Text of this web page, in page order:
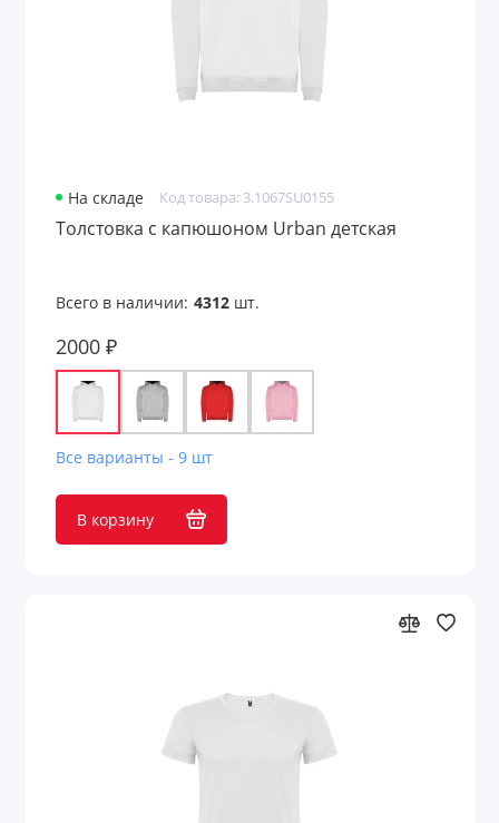
На складе Код товара: 3.1067SU0155
Толстовка с капюшоном Urban детская
Всего в наличии: 4312шт.
2000 ₽
Все варианты - 9 шт
В корзину